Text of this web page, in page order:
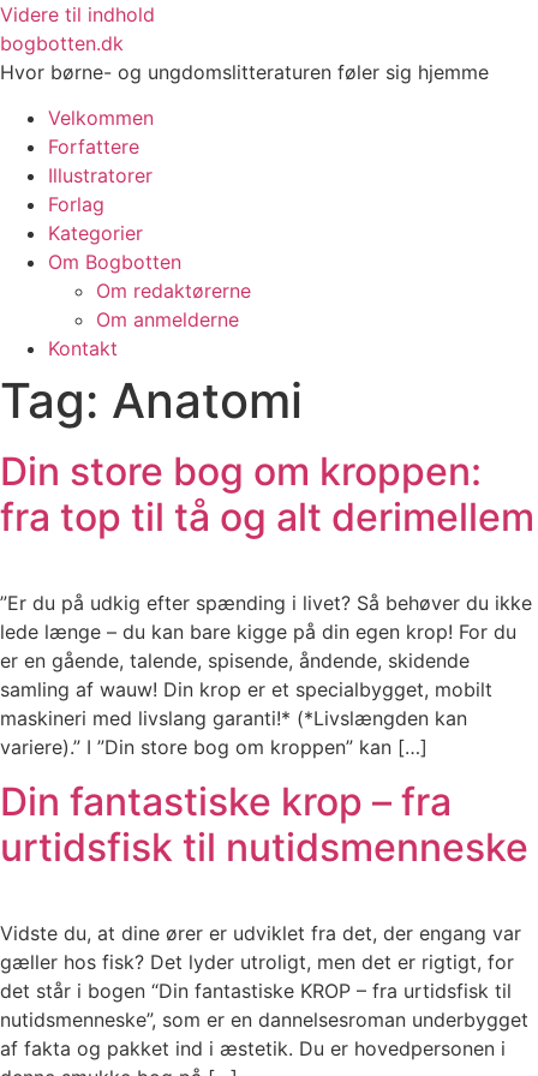
Videre til indhold
bogbotten.dk
Hvor børne- og ungdomslitteraturen føler sig hjemme
Velkommen
Forfattere
Illustratorer
Forlag
Kategorier
Om Bogbotten
Om redaktørerne
Om anmelderne
Kontakt
Tag: Anatomi
Din store bog om kroppen:
fra top til tå og alt derimellem
”Er du på udkig efter spænding i livet? Så behøver du ikke
lede længe – du kan bare kigge på din egen krop! For du
er en gående, talende, spisende, åndende, skidende
samling af wauw! Din krop er et specialbygget, mobilt
maskineri med livslang garanti!* (*Livslængden kan
variere).” I ”Din store bog om kroppen” kan […]
Din fantastiske krop – fra
urtidsfisk til nutidsmenneske
Vidste du, at dine ører er udviklet fra det, der engang var
gæller hos fisk? Det lyder utroligt, men det er rigtigt, for
det står i bogen “Din fantastiske KROP – fra urtidsfisk til
nutidsmenneske”, som er en dannelsesroman underbygget
af fakta og pakket ind i æstetik. Du er hovedpersonen i